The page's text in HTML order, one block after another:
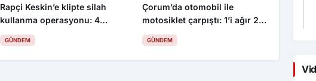
Rapçi Keskin’e klipte silah
kullanma operasyonu: 4
gözaltı
GÜNDEM
Çorum’da otomobil ile
motosiklet çarpıştı: 1’i ağır 2
yaralı
GÜNDEM